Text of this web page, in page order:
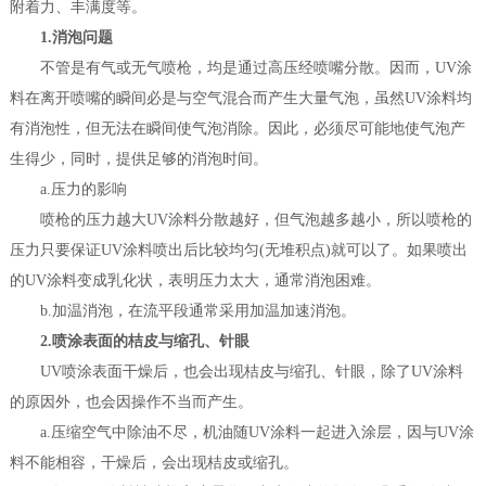
附着力、丰满度等。
1.消泡问题
不管是有气或无气喷枪，均是通过高压经喷嘴分散。因而，UV涂
料在离开喷嘴的瞬间必是与空气混合而产生大量气泡，虽然UV涂料均
有消泡性，但无法在瞬间使气泡消除。因此，必须尽可能地使气泡产
生得少，同时，提供足够的消泡时间。
a.压力的影响
喷枪的压力越大UV涂料分散越好，但气泡越多越小，所以喷枪的
压力只要保证UV涂料喷出后比较均匀(无堆积点)就可以了。如果喷出
的UV涂料变成乳化状，表明压力太大，通常消泡困难。
b.加温消泡，在流平段通常采用加温加速消泡。
2.喷涂表面的桔皮与缩孔、针眼
UV喷涂表面干燥后，也会出现桔皮与缩孔、针眼，除了UV涂料
的原因外，也会因操作不当而产生。
a.压缩空气中除油不尽，机油随UV涂料一起进入涂层，因与UV涂
料不能相容，干燥后，会出现桔皮或缩孔。